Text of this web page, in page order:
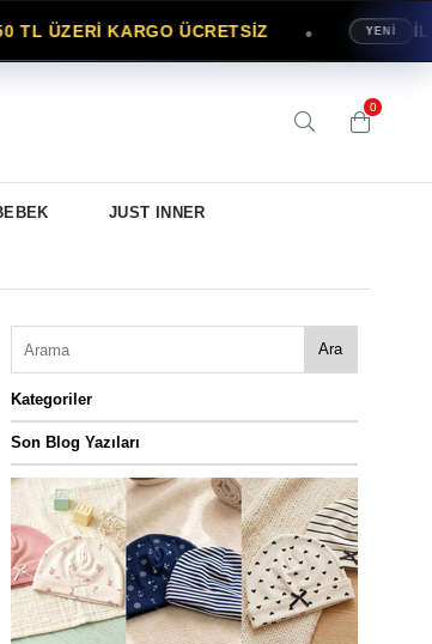
KARGO ÜCRETSİZ ● YENİ İLK
0
JUST INNER
Ara
Kategoriler
Son Blog Yazıları